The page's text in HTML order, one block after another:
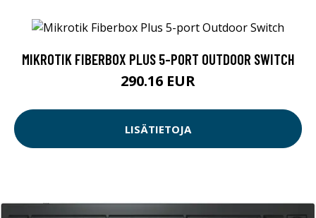
MIKROTIK FIBERBOX PLUS 5-PORT OUTDOOR SWITCH
290.16 EUR
LISÄTIETOJA